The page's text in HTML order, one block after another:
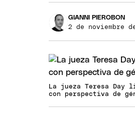
GIANNI PIEROBON
2 de noviembre
La jueza Teresa
con perspectiva de